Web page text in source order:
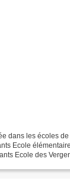
dans les écoles
Ecole
Ecole des